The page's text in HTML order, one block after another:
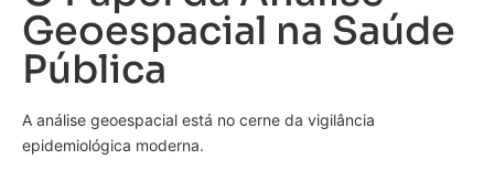
Geoespacial na Saúde
Pública
A análise geoespacial está no cerne da vigilância
epidemiológica moderna.